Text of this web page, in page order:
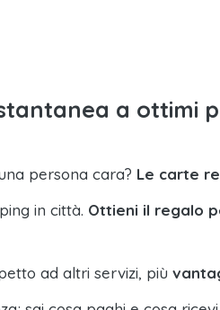
a ottimi
persona cara? Le carte
in città. Ottieni il regalo
ad altri servizi, più